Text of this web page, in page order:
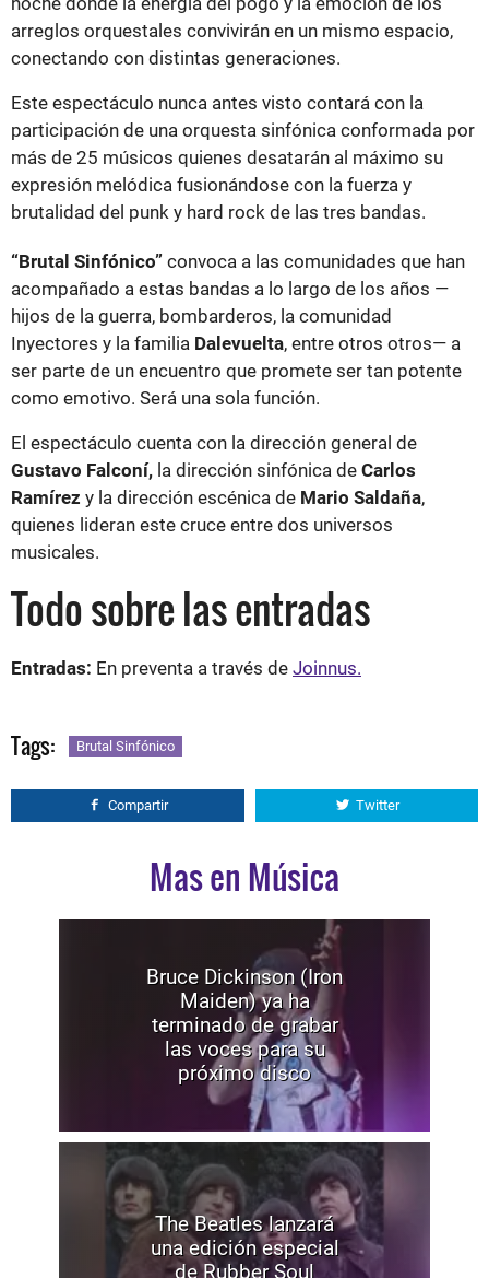
arreglos orquestales convivirán en un mismo espacio,
conectando con distintas generaciones.
Este espectáculo nunca antes visto contará con la
participación de una orquesta sinfónica conformada por
más de 25 músicos quienes desatarán al máximo su
expresión melódica fusionándose con la fuerza y
brutalidad del punk y hard rock de las tres bandas.
“Brutal Sinfónico” convoca a las comunidades que han
acompañado a estas bandas a lo largo de los años —
hijos de la guerra, bombarderos, la comunidad
Inyectores y la familia Dalevuelta, entre otros otros— a
ser parte de un encuentro que promete ser tan potente
como emotivo. Será una sola función.
El espectáculo cuenta con la dirección general de
Gustavo Falconí, la dirección sinfónica de Carlos
Ramírez y la dirección escénica de Mario Saldaña,
quienes lideran este cruce entre dos universos
musicales.
Todo sobre las entradas
Entradas: En preventa a través de Joinnus.
Tags: Brutal Sinfónico
Compartir Twitter
Mas en Música
Bruce Dickinson (Iron
Maiden) ya ha
terminado de grabar
las voces para su
próximo disco
The Beatles lanzará
una edición especial
de Rubber Soul